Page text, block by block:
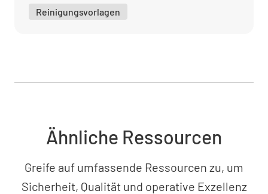
Reinigungsvorlagen
Ähnliche Ressourcen
Greife auf umfassende Ressourcen zu, um
Sicherheit, Qualität und operative Exzellenz